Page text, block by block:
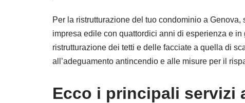
Per la ristrutturazione del tuo condominio a
impresa edile con quattordici anni di esperienza e
ristrutturazione dei tetti e delle facciate a quella di
all’adeguamento antincendio e alle misure per il
Ecco i principali servizi